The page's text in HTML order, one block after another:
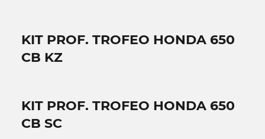
KIT PROF. TROFEO HONDA 650
CB KZ
KIT PROF. TROFEO HONDA 650
CB SC